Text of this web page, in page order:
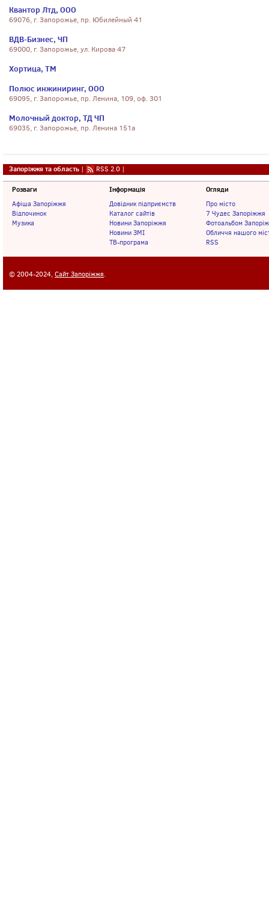
Квантор Лтд, ООО
69076, г. Запорожье, пр. Юбилейный 41
ВДВ-Бизнес, ЧП
69000, г. Запорожье, ул. Кирова 47
Хортица, ТМ
Полюс инжиниринг, ООО
69095, г. Запорожье, пр. Ленина, 109, оф. 301
Молочный доктор, ТД ЧП
69035, г. Запорожье, пр. Ленина 151а
Запоріжжя та область | RSS 2.0 |
Розваги
Афіша Запоріжжя
Відпочинок
Музика
Інформація
Довідник підприємств
Каталог сайтів
Новини Запоріжжя
Новини ЗМІ
ТВ-програма
Огляди
Про місто
7 Чудес Запоріжжя
Фотоальбом
Обличчя нашого
RSS
© 2004-2024, Сайт Запоріжжя.